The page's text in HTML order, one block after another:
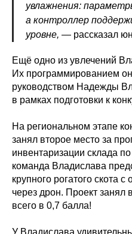
увлажнения:
а контроллер
уровне, — рассказал
Ещё одно из увлечений
Их программированием
руководством Надежды
в рамках подготовки к
На региональном этапе
занял второе место за
инвентаризации склада
команда Владислава
крупного рогатого скота
через дрон. Проект занял
всего в 0,7 балла!
У Владислава